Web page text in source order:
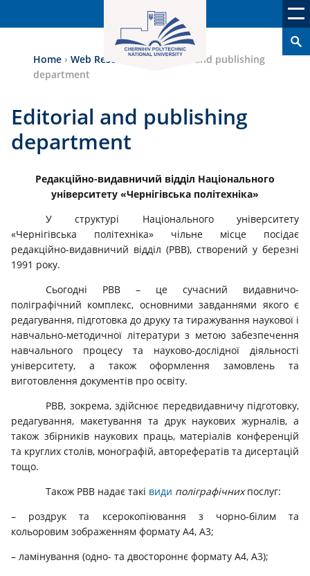
Home › Web Resources›Editorial and publishing
department
Editorial and publishing
department
Редакційно-видавничий відділ Національного
університету «Чернігівська політехніка»
У структурі Національного університету
«Чернігівська політехніка» чільне місце посідає
редакційно-видавничий відділ (РВВ), створений у березні
1991 року.
Сьогодні РВВ – це сучасний видавничо-
поліграфічний комплекс, основними завданнями якого є
редагування, підготовка до друку та тиражування наукової і
навчально-методичної літератури з метою забезпечення
навчального процесу та науково-дослідної діяльності
університету, а також оформлення замовлень та
виготовлення документів про освіту.
РВВ, зокрема, здійснює передвидавничу підготовку,
редагування, макетування та друк наукових журналів, а
також збірників наукових праць, матеріалів конференцій
та круглих столів, монографій, авторефератів та дисертацій
тощо.
Також РВВ надає такі види поліграфічнихпослуг:
– роздрук та ксерокопіювання з чорно-білим та
кольоровим зображенням формату А4, А3;
– ламінування (одно- та двостороннє формату А4, А3);